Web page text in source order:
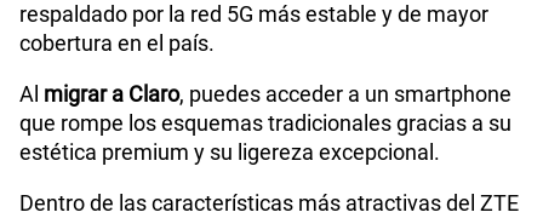
respaldado por la red 5G más estable y de mayor
cobertura en el país.
Al migrar a Claro, puedes acceder a un smartphone
que rompe los esquemas tradicionales gracias a su
estética premium y su ligereza excepcional.
Dentro de las características más atractivas del ZTE